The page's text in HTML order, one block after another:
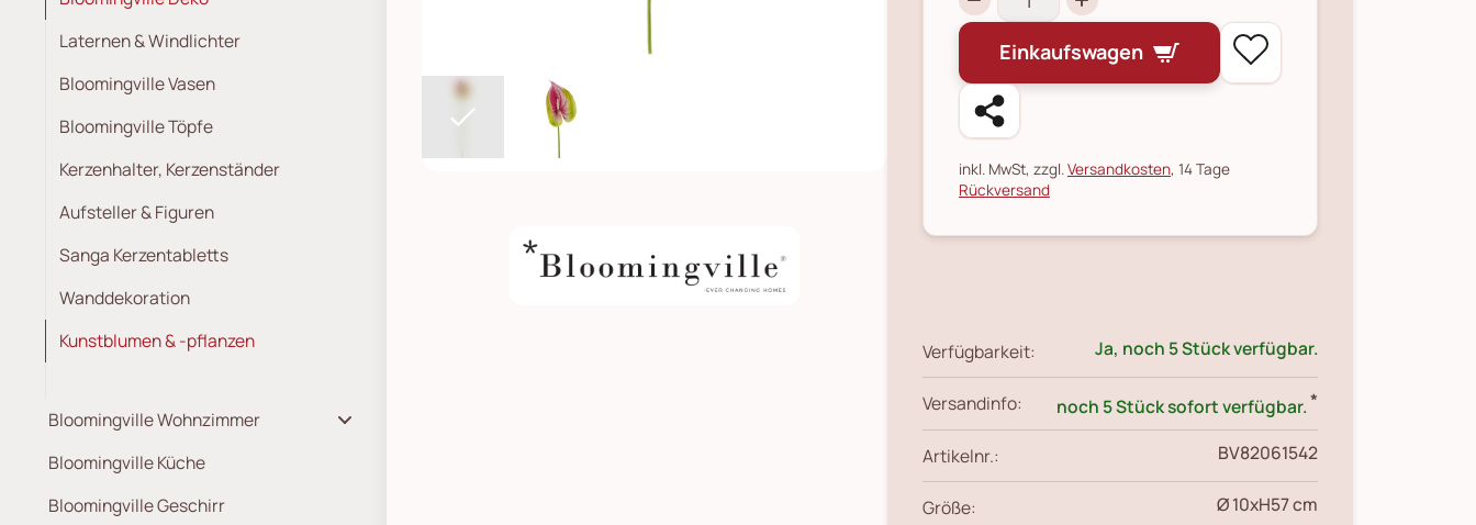
Laternen & Windlichter
Bloomingville Vasen
Bloomingville Töpfe
Kerzenhalter, Kerzenständer
Aufsteller & Figuren
Sanga Kerzentabletts
Wanddekoration
Kunstblumen & -pflanzen
Bloomingville Wohnzimmer
Bloomingville Küche
Bloomingville Geschirr
Einkaufswagen
inkl. MwSt, zzgl. Versandkosten, 14 Tage
Rückversand
Verfügbarkeit: Ja, noch 5 Stück verfügbar.
Versandinfo: noch 5 Stück sofort verfügbar.*
Artikelnr.: BV82061542
Größe: Ø 10xH57 cm